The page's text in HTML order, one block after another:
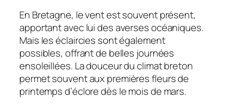
En Bretagne, le vent est souvent présent,
apportant avec lui des averses océaniques.
Mais les éclaircies sont également
possibles, offrant de belles journées
ensoleillées. La douceur du climat breton
permet souvent aux premières fleurs de
printemps d’éclore dès le mois de mars.